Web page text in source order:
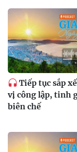
Tiếp tục sắp
vị công lập, tinh
biên chế